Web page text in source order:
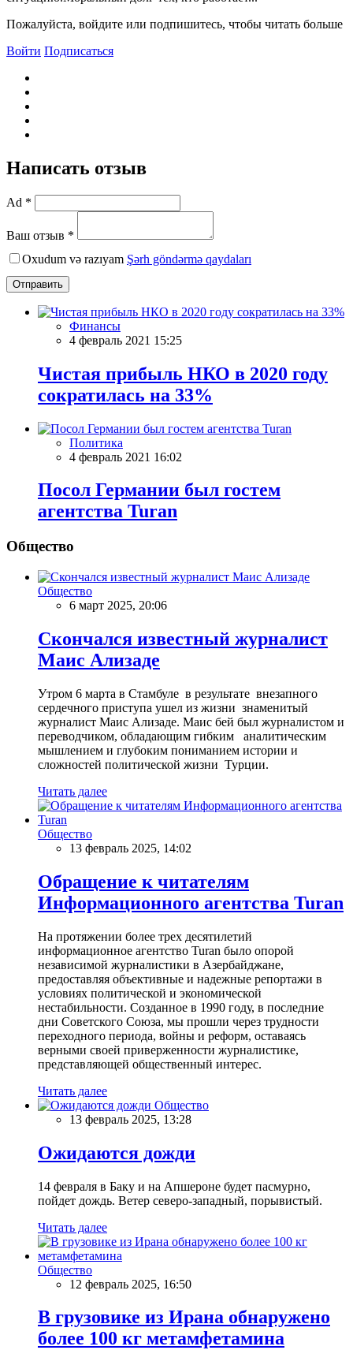
Пожалуйста, войдите или подпишитесь, чтобы читать больше
Войти Подписаться
Написать отзыв
Ad *
Ваш отзыв *
Oxudum və razıyam Şərh göndərmə qaydaları
Отправить
Финансы
4 февраль 2021 15:25
Чистая прибыль НКО в 2020 году
сократилась на 33%
Политика
4 февраль 2021 16:02
Посол Германии был гостем
агентства Turan
Общество
Общество
6 март 2025, 20:06
Скончался известный журналист
Маис Ализаде
Утром 6 марта в Стамбуле в результате внезапного
сердечного приступа ушел из жизни знаменитый
журналист Маис Ализаде. Маис бей был журналистом и
переводчиком, обладающим гибким аналитическим
мышлением и глубоким пониманием истории и
сложностей политической жизни Турции.
Читать далее
Общество
13 февраль 2025, 14:02
Обращение к читателям
Информационного агентства Turan
На протяжении более трех десятилетий
информационное агентство Turan было опорой
независимой журналистики в Азербайджане,
предоставляя объективные и надежные репортажи в
условиях политической и экономической
нестабильности. Созданное в 1990 году, в последние
дни Советского Союза, мы прошли через трудности
переходного периода, войны и реформ, оставаясь
верными своей приверженности журналистике,
представляющей общественный интерес.
Читать далее
Общество
13 февраль 2025, 13:28
Ожидаются дожди
14 февраля в Баку и на Апшероне будет пасмурно,
пойдет дождь. Ветер северо-западный, порывистый.
Читать далее
Общество
12 февраль 2025, 16:50
В грузовике из Ирана обнаружено
более 100 кг метамфетамина